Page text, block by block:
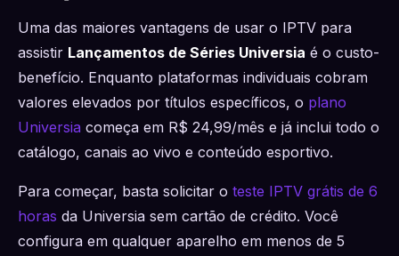
Uma das maiores vantagens de usar o IPTV para
assistir Lançamentos de Séries Universia é o custo-
benefício. Enquanto plataformas individuais cobram
valores elevados por títulos específicos, o plano
Universia começa em R$ 24,99/mês e já inclui todo o
catálogo, canais ao vivo e conteúdo esportivo.
Para começar, basta solicitar o teste IPTV grátis de 6
horas da Universia sem cartão de crédito. Você
configura em qualquer aparelho em menos de 5